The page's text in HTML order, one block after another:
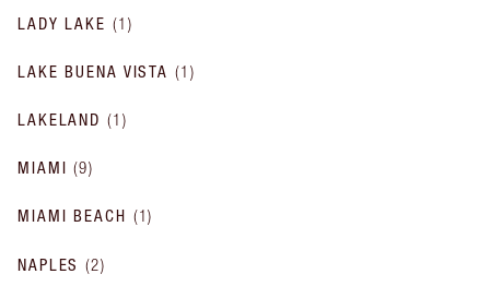
LADY LAKE (1 )
LAKE BUENA VISTA (1 )
LAKELAND (1 )
MIAMI (9)
MIAMI BEACH (1)
NAPLES (2)